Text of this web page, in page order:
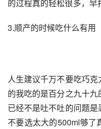
的过程真的轻松很多，早
3.顺产的时候吃什么有用
人生建议千万不要吃巧
的我吃的是百分之九十
已经不是吐不吐的问题
不要选太大的500ml够了